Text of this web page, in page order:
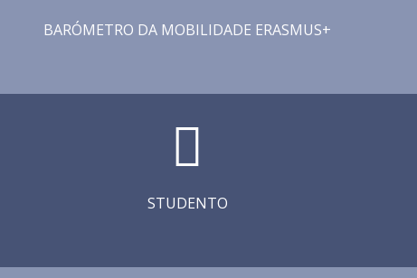
BARÓMETRO DA MOBILIDADE ERASMUS+
STUDENTO